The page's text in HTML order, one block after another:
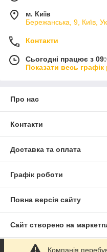
м. Київ
Бережанська, 9, Київ,
Контакти
Сьогодні працює з
Показати весь графік
Про нас
Контакти
Доставка та оплата
Графік роботи
Повна версія сайту
Сайт створено на
Політика конфіденційності
Компанія